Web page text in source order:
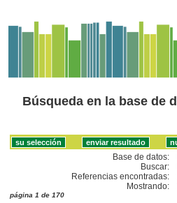
Búsqueda en la base de
Base de datos:
Buscar:
Referencias encontradas:
Mostrando:
página 1 de 170